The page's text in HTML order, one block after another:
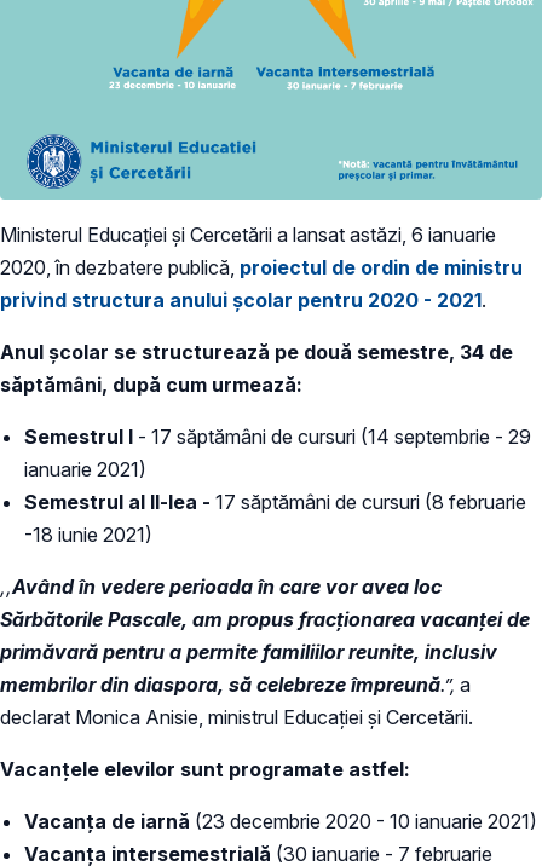
Ministerul Educației și Cercetării a lansat astăzi, 6 ianuarie
2020, în dezbatere publică, proiectul de ordin de ministru
privind structura anului școlar pentru 2020 - 2021.
Anul școlar se structurează pe două semestre, 34 de
săptămâni, după cum urmează:
Semestrul I - 17 săptămâni de cursuri (14 septembrie - 29
ianuarie 2021)
Semestrul al II-lea - 17 săptămâni de cursuri (8 februarie
-18 iunie 2021)
‚‚Având în vedere perioada în care vor avea loc
Sărbătorile Pascale, am propus fracționarea vacanței de
primăvară pentru a permite familiilor reunite, inclusiv
membrilor din diaspora, să celebreze împreună.”, a
declarat Monica Anisie, ministrul Educației și Cercetării.
Vacanțele elevilor sunt programate astfel:
Vacanța de iarnă (23 decembrie 2020 - 10 ianuarie 2021)
Vacanța intersemestrială (30 ianuarie - 7 februarie